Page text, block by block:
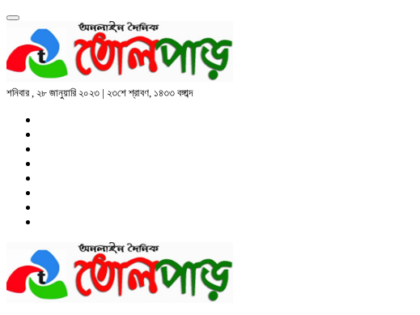
শনিবার , ২৮ জানুয়ারি ২০২৩ | ২৩শে শ্রাবণ, ১৪৩৩ বঙ্গাব্দ